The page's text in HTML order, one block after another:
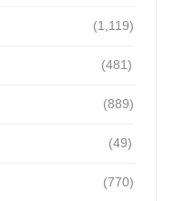
(1,119)
(481)
(889)
(49)
(770)